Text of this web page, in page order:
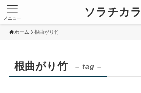
ソラチカラ
メニュー
ホーム 根曲がり竹
根曲がり竹 – tag –